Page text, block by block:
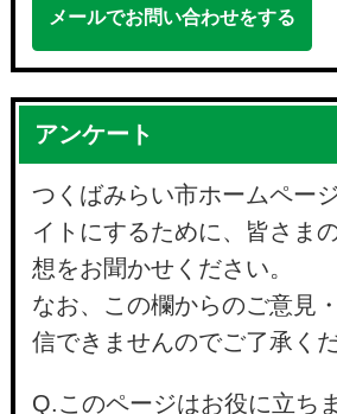
メールでお問い合わせをする
アンケート
つくばみらい市ホームペー
イトにするために、皆さま
想をお聞かせください。
なお、この欄からのご意見
信できませんのでご了承くだ
Q.このページはお役に立ち